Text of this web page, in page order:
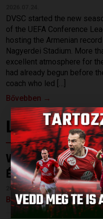
DVSC started the new
of the UEFA Conference
hosting the Armenian
Nagyerdei Stadium. More
excellent atmosphere for
had already begun before
coach who led […]
Bővebben →
LATEST
VIDEÓ! DVSC-PUSKÁS
ÉRTÉKELÉSE
2023.04.15.
Bővebben →